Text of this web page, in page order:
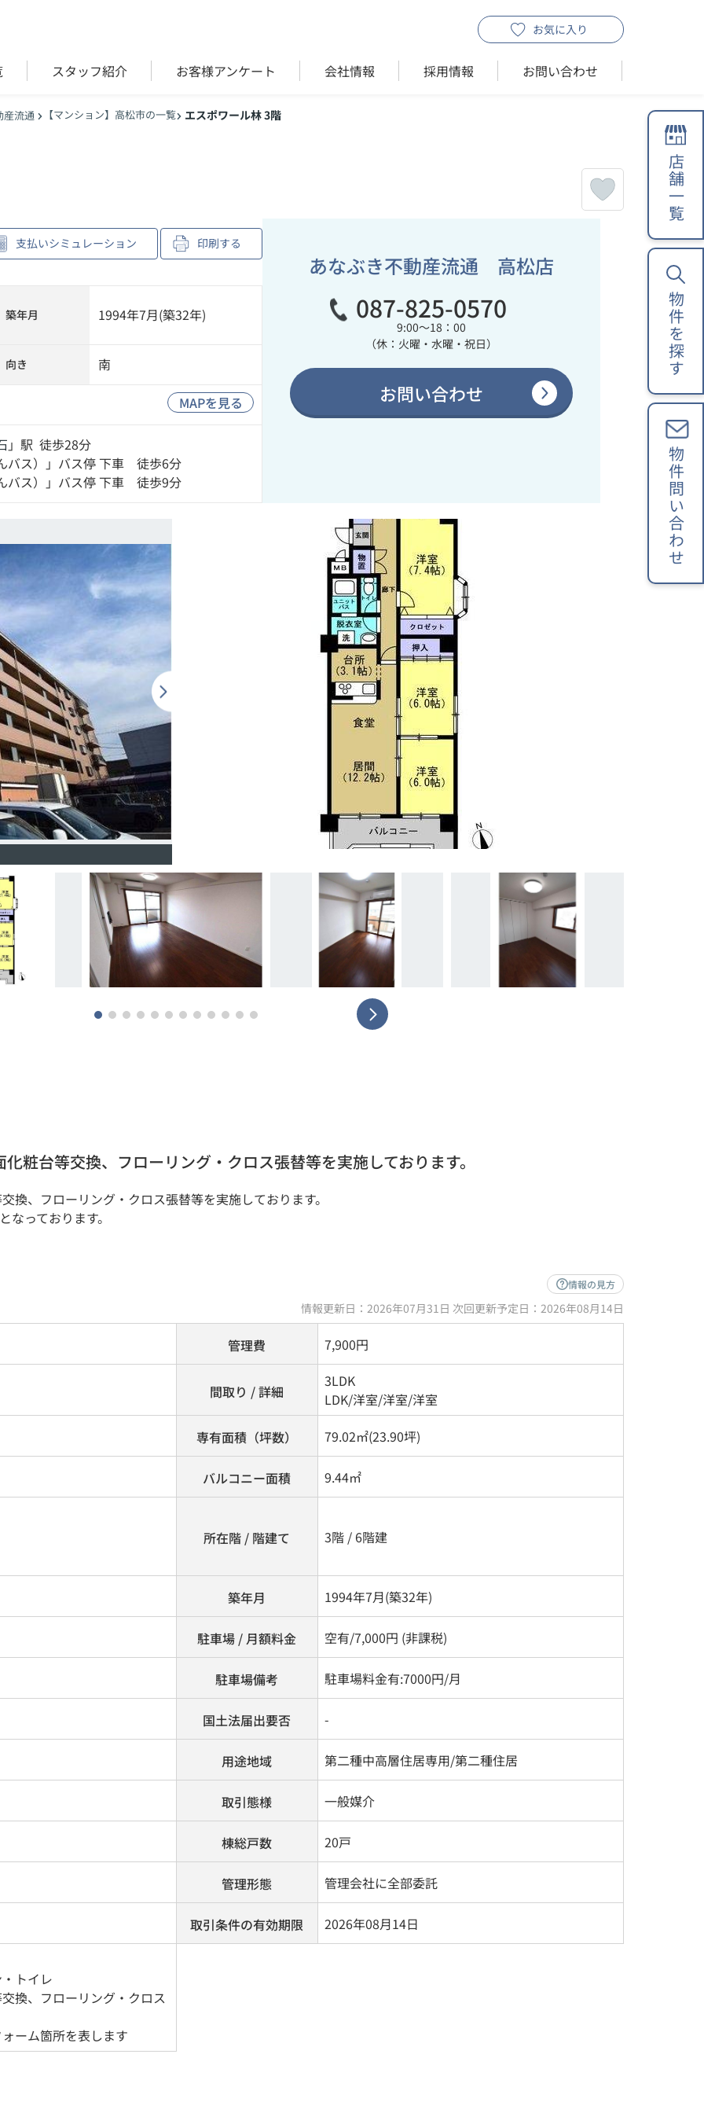
お気に入り
スタッフ紹介 お客様アンケート 会社情報 採用情報 お問い合わせ
産流通 【マンション】高松市の一覧 エスポワール林 3階
支払いシミュレーション 印刷する
築年月 1994年7月(築32年)
向き 南
MAPを見る
」駅 徒歩28分
バス）」バス停 下車 徒歩6分
バス）」バス停 下車 徒歩9分
あなぶき不動産流通 高松店
087-825-0570
9:00～18：00
（休：火曜・水曜・祝日）
お問い合わせ
粧台等交換、フローリング・クロス張替等を実施しております。
、フローリング・クロス張替等を実施しております。
っております。
情報の見方
情報更新日：2026年07月31日 次回更新予定日：2026年08月14日
管理費 7,900円
間取り / 詳細
3LDK
LDK/洋室/洋室/洋室
専有面積（坪数）
79.02㎡(23.90坪)
バルコニー面積 9.44㎡
所在階 / 階建て 3階 / 6階建
築年月 1994年7月(築32年)
駐車場 / 月額料金 空有/7,000円 (非課税)
駐車場備考 駐車場料金有:7000円/月
国土法届出要否 -
用途地域 第二種中高層住居専用/第二種住居
取引態様 一般媒介
棟総戸数 20戸
管理形態 管理会社に全部委託
取引条件の有効期限 2026年08月14日
トイレ
換、フローリング・クロス
ーム箇所を表します
店舗一覧
物件を探す
物件問い合わせ